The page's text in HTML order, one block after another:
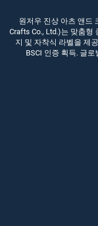
원저우 진상 아츠 앤드
Crafts Co., Ltd.)는 맞춤형
지 및 자착식 라벨을 제
BSCI 인증 획득. 글